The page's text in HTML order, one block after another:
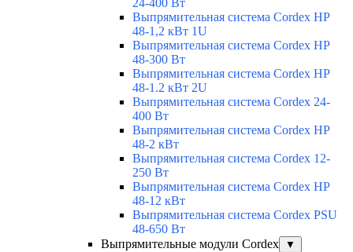
24-400 Вт
Выпрямительная система Cordex HP
48-1,2 кВт 1U
Выпрямительная система Cordex HP
48-300 Вт
Выпрямительная система Cordex HP
48-1.2 кВт 2U
Выпрямительная система Cordex 24-
400 Вт
Выпрямительная система Cordex HP
48-2 кВт
Выпрямительная система Cordex 12-
250 Вт
Выпрямительная система Cordex HP
48-12 кВт
Выпрямительная система Cordex PSU
48-650 Вт
Выпрямительные модули Cordex
▼